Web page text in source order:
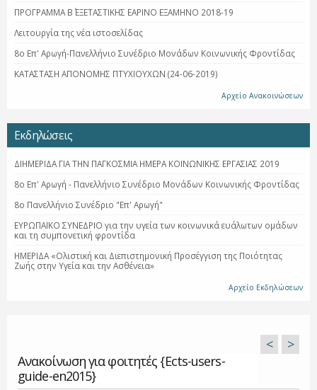
ΠΡΟΓΡΑΜΜΑ Β΄ ΕΞΕΤΑΣΤΙΚΗΣ ΕΑΡΙΝΟ ΕΞΑΜΗΝΟ 2018-19
Λειτουργία της νέα ιστοσελίδας
8ο Επ' Αρωγή-Πανελλήνιο Συνέδριο Μονάδων Κοινωνικής Φροντίδας
ΚΑΤΑΣΤΑΣΗ ΑΠΟΝΟΜΗΣ ΠΤΥΧΙΟΥΧΩΝ (24-06-2019)
Αρχείο Ανακοινώσεων
Εκδηλώσεις
ΔΙΗΜΕΡΙΔΑ ΓΙΑ ΤΗΝ ΠΑΓΚΟΣΜΙΑ ΗΜΕΡΑ ΚΟΙΝΩΝΙΚΗΣ ΕΡΓΑΣΙΑΣ 2019
8ο Επ' Αρωγή - Πανελλήνιο Συνέδριο Μονάδων Κοινωνικής Φροντίδας
8ο Πανελλήνιο Συνέδριο "Επ' Αρωγή"
ΕΥΡΩΠΑΪΚΟ ΣΥΝΕΔΡΙΟ για την υγεία των κοινωνικά ευάλωτων ομάδων
και τη συμπονετική φροντίδα
ΗΜΕΡΙΔΑ «Ολιστική και Διεπιστημονική Προσέγγιση της Ποιότητας
Ζωής στην Υγεία και την Ασθένεια»
Αρχείο Εκδηλώσεων
Ανακοίνωση για φοιτητές {Ects-users-
guide-en2015}
< >